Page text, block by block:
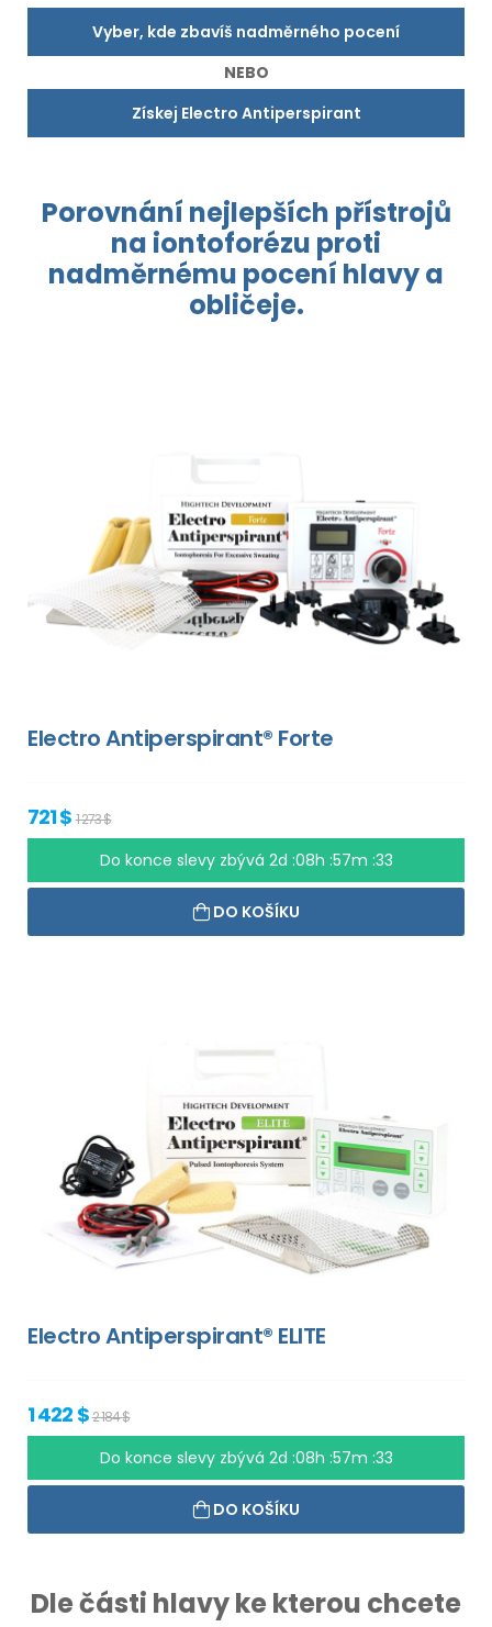
Vyber, kde zbavíš nadměrného pocení
NEBO
Získej Electro Antiperspirant
Porovnání nejlepších přístrojů
na iontoforézu proti
nadměrnému pocení hlavy a
obličeje.
Electro Antiperspirant® Forte
721 $1 273 $
Do konce slevy zbývá 2d :08h :57m :33
DO KOŠÍKU
Electro Antiperspirant® ELITE
1 422 $2 184 $
Do konce slevy zbývá 2d :08h :57m :33
DO KOŠÍKU
Dle části hlavy ke kterou chcete